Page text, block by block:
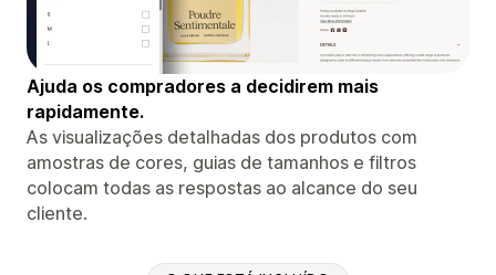
Ajuda os compradores a decidirem mais
rapidamente.
As visualizações detalhadas dos produtos com
amostras de cores, guias de tamanhos e filtros
colocam todas as respostas ao alcance do seu
cliente.